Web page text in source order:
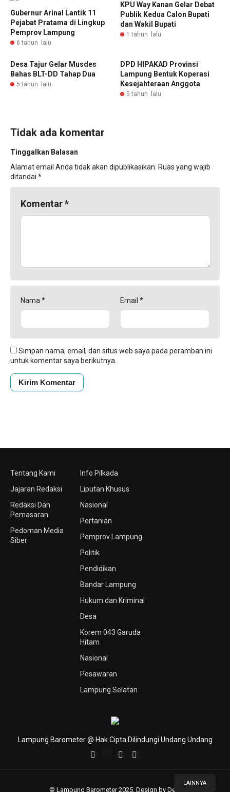
Gubernur Arinal Lantik 11
Pejabat Pratama di Lingkup
Pemprov Lampung
6 tahun lalu
KPU Way Kanan Gelar Debat
Publik Kedua Calon Bupati
dan Wakil Bupati
1 tahun lalu
Desa Tajur Gelar Musdes
Bahas BLT-DD Tahap Dua
5 tahun lalu
DPD HIPAKAD Provinsi
Lampung Bentuk Koperasi
Kesejahteraan Anggota
5 tahun lalu
Tidak ada komentar
Tinggalkan Balasan
Alamat email Anda tidak akan dipublikasikan. Ruas yang wajib
ditandai *
Komentar*
Nama * Email *
Simpan nama, email, dan situs web saya pada peramban ini
untuk komentar saya berikutnya.
LAINNYA
Tentang Kami
Jajaran Redaksi
Redaksi Dan
Pemasaran
Pedoman Media
Siber
Info Pilkada
Liputan Khusus
Nasional
Pertanian
Pemprov Lampung
Politik
Pendidikan
Bandar Lampung
Hukum dan Kriminal
Desa
Korem 043 Garuda
Hitam
Nasional
Pesawaran
Lampung Selatan
Lampung Barometer @ Hak Cipta Dilindungi Undang Undang
© Lampung Barometer 2025. Design by Deni